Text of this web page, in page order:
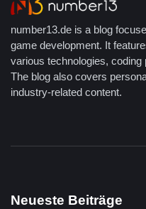
number13.de is a blog
game development. It
various technologies,
The blog also covers
industry-related content.
Neueste Beiträge